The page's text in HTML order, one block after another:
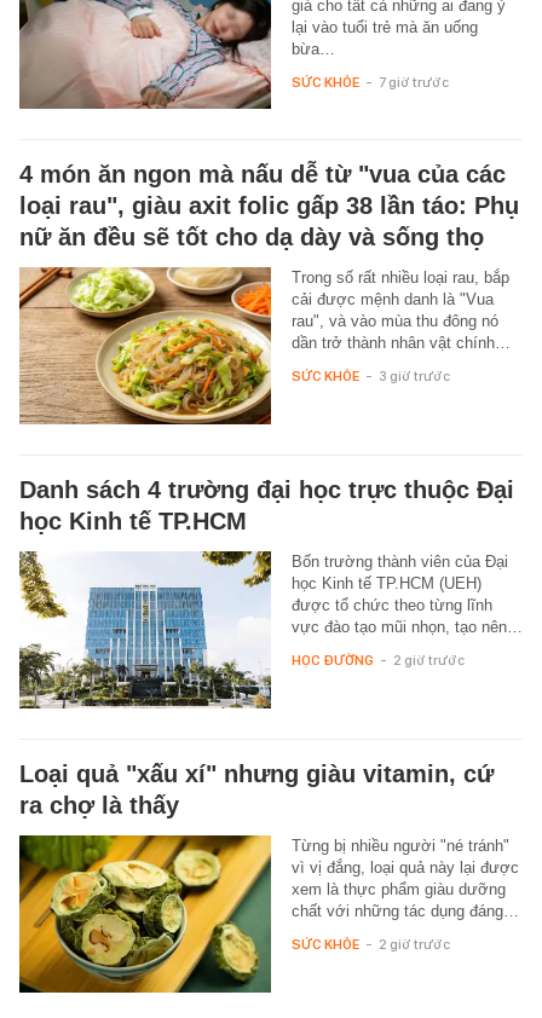
giá cho tất cả những ai đang ỷ
lại vào tuổi trẻ mà ăn uống
bừa…
SỨC KHỎE - 7 giờ trước
4 món ăn ngon mà nấu dễ từ "vua của các
loại rau", giàu axit folic gấp 38 lần táo: Phụ
nữ ăn đều sẽ tốt cho dạ dày và sống thọ
Trong số rất nhiều loại rau, bắp
cải được mệnh danh là "Vua
rau", và vào mùa thu đông nó
dần trở thành nhân vật chính…
SỨC KHỎE - 3 giờ trước
Danh sách 4 trường đại học trực thuộc Đại
học Kinh tế TP.HCM
Bốn trường thành viên của Đại
học Kinh tế TP.HCM (UEH)
được tổ chức theo từng lĩnh
vực đào tạo mũi nhọn, tạo nên…
HỌC ĐƯỜNG - 2 giờ trước
Loại quả "xấu xí" nhưng giàu vitamin, cứ
ra chợ là thấy
Từng bị nhiều người "né tránh"
vì vị đắng, loại quả này lại được
xem là thực phẩm giàu dưỡng
chất với những tác dụng đáng…
SỨC KHỎE - 2 giờ trước